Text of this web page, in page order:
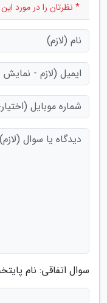
* نظرتان را در مورد این
سوال اتفاقی: نام